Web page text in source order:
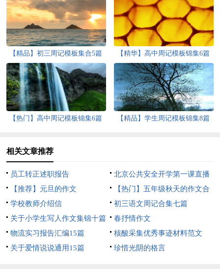
【精品】初三周记模板集合5篇 【精华】高中周记模板锦集6篇
【热门】高中周记模板锦集6篇 【精品】学生周记模板锦集8篇
相关文章推荐
员工转正述职报告
北京公共安全开学第一课直播
心得体会
【推荐】元旦的作文
【热门】五年级秋天的作文合
集八篇
学校教师介绍信
初三语文周记合集七篇
关于小学生写人作文集锦十篇
春抒情作文
物流实习报告汇编15篇
核酸采集优秀事迹材料范文
（精选15篇）
关于爱情说说通用15篇 珍惜光阴的格言